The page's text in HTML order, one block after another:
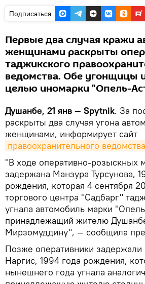
Подписаться
Первые два случая кражи
женщинами раскрыты
таджикского
ведомства. Обе угонщицы
целью иномарки "Опель-
Душанбе, 21 янв — Spytnik. За
раскрыты два случая угона
женщинами, информирует сайт
правоохранительного ведомства
"В ходе оперативно-розыскных
задержана Манзура Турсунова,
рождения, которая 4 сентября
торгового центра "Садбарг"
угнала автомобиль марки
принадлежащий жителю
Мирзомуддину", — сообщила
Позже оперативники задержали
Наргис, 1994 года рождения,
нынешнего года угнала